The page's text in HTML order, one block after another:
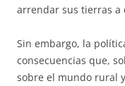
arrendar sus tierras a
Sin embargo, la
consecuencias que,
sobre el mundo rural